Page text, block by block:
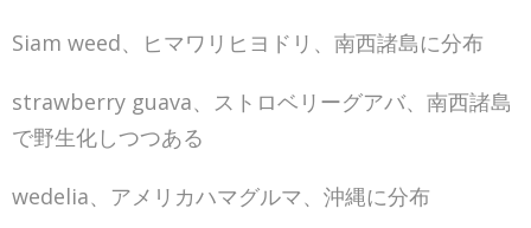
Siam weed、ヒマワリヒヨドリ、南西諸島に分布
strawberry guava、ストロベリーグアバ、南西諸島
で野生化しつつある
wedelia、アメリカハマグルマ、沖縄に分布